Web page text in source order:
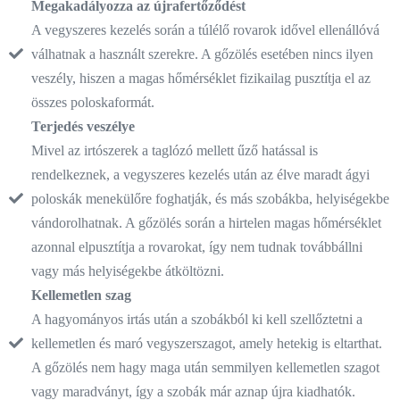
Megakadályozza az újrafertőződést
A vegyszeres kezelés során a túlélő rovarok idővel ellenállóvá
válhatnak a használt szerekre. A gőzölés esetében nincs ilyen
veszély, hiszen a magas hőmérséklet fizikailag pusztítja el az
összes poloskaformát.
Terjedés veszélye
Mivel az irtószerek a taglózó mellett űző hatással is
rendelkeznek, a vegyszeres kezelés után az élve maradt ágyi
poloskák menekülőre foghatják, és más szobákba, helyiségekbe
vándorolhatnak. A gőzölés során a hirtelen magas hőmérséklet
azonnal elpusztítja a rovarokat, így nem tudnak továbbállni
vagy más helyiségekbe átköltözni.
Kellemetlen szag
A hagyományos irtás után a szobákból ki kell szellőztetni a
kellemetlen és maró vegyszerszagot, amely hetekig is eltarthat.
A gőzölés nem hagy maga után semmilyen kellemetlen szagot
vagy maradványt, így a szobák már aznap újra kiadhatók.